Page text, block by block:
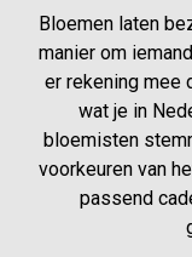
Bloemen laten
manier om
er rekening mee
wat je in
bloemisten
voorkeuren van
passend